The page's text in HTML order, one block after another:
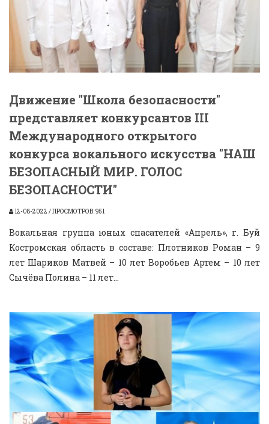
Движение "Школа безопасности"
представляет конкурсантов III
Международного открытого
конкурса вокального искусства "НАШ
БЕЗОПАСНЫЙ МИР. ГОЛОС
БЕЗОПАСНОСТИ"
12-08-2022 / ПРОСМОТРОВ: 951
Вокальная группа юных спасателей «Апрель», г. Буй
Костромская область в составе: Плотников Роман – 9
лет Шариков Матвей – 10 лет Воробьев Артем – 10 лет
Сычёва Полина – 11 лет...